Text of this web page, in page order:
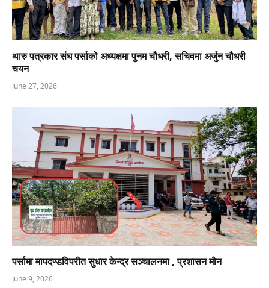
थारु पत्रकार संघ पर्साको अध्यक्षमा पुनम चौधरी, सचिवमा अर्जुन चौधरी
चयन
June 27, 2026
पर्सामा मापदण्डविपरीत सुधार केन्द्र सञ्चालनमा , प्रशासन मौन
June 9, 2026